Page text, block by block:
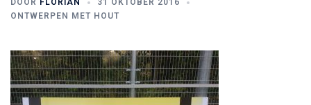
DOOR FLORIAN
31 OKTOBER 2016
ONTWERPEN MET HOUT